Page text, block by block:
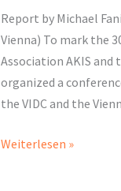
Report by Michael
Vienna) To mark the
Association AKIS and
organized a
the VIDC and the
Afghan
Culture,
Integration,
Sports
(AKIS)
Weiterlesen »